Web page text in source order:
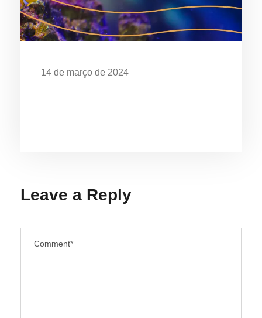
14 de março de 2024
Leave a Reply